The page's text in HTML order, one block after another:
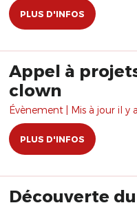
PLUS D'INFOS
Appel à
clown
Évènement | Mis à jour il y
PLUS D'INFOS
Découverte